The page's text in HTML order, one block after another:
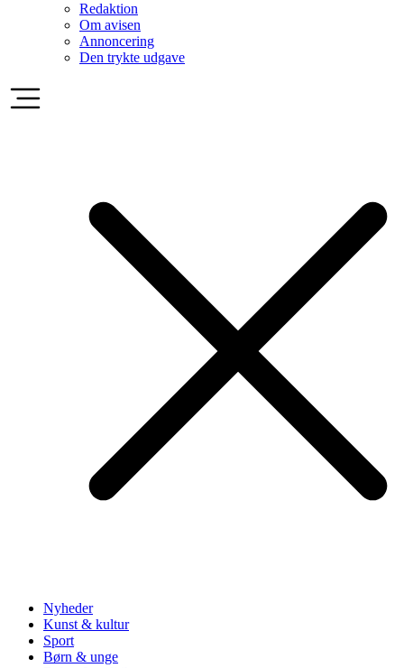
Redaktion
Om avisen
Annoncering
Den trykte udgave
Nyheder
Kunst & kultur
Sport
Børn & unge